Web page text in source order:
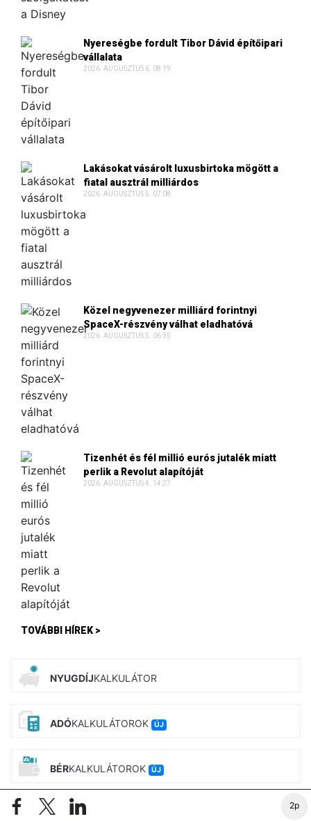
2p
Nyereségbe fordult Tibor Dávid építőipari
vállalata
2026. AUGUSZTUS 6. 08:19
Lakásokat vásárolt luxusbirtoka mögött a
fiatal ausztrál milliárdos
2026. AUGUSZTUS 5. 07:08
Közel negyvenezer milliárd forintnyi
SpaceX-részvény válhat eladhatóvá
2026. AUGUSZTUS 5. 06:35
Tizenhét és fél millió eurós jutalék miatt
perlik a Revolut alapítóját
2026. AUGUSZTUS 4. 14:27
TOVÁBBI HÍREK >
NYUGDÍJKALKULÁTOR
ADÓKALKULÁTOROK ÚJ
BÉRKALKULÁTOROK ÚJ
CSALÁD